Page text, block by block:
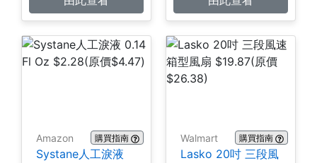
Amazon 購買指南
Systane人工淚液
Walmart 購買指南
Lasko 20吋 三段風